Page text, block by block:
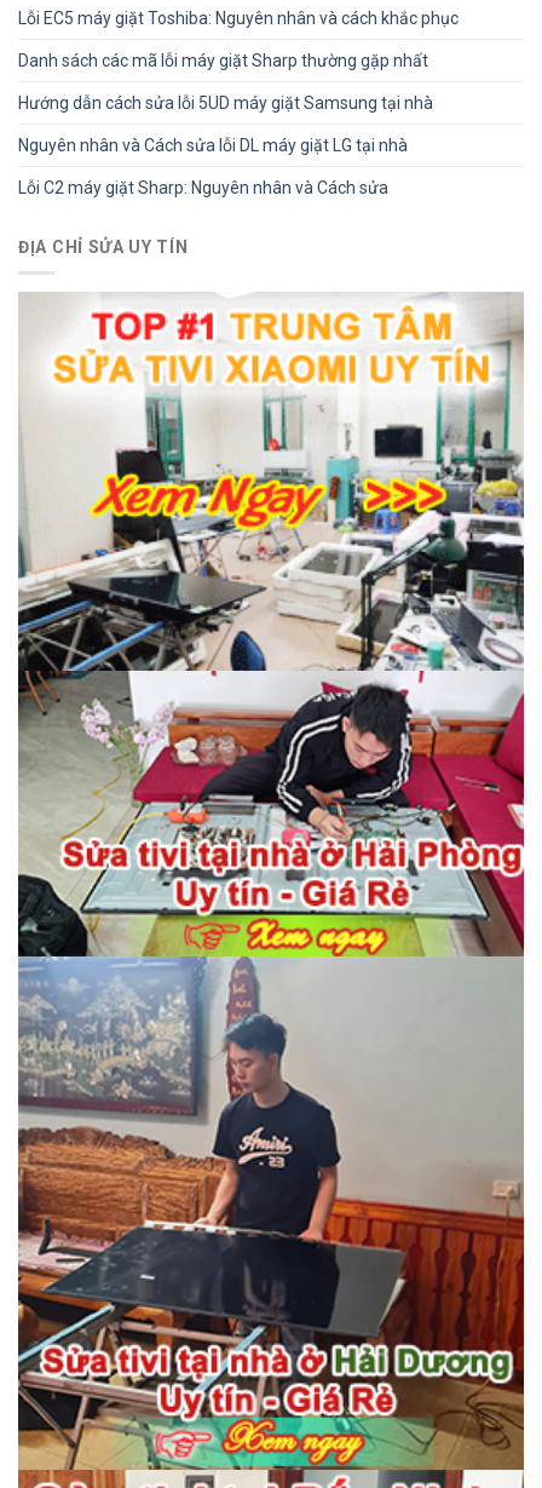
Lỗi EC5 máy giặt Toshiba: Nguyên nhân và cách khắc phục
Danh sách các mã lỗi máy giặt Sharp thường gặp nhất
Hướng dẫn cách sửa lỗi 5UD máy giặt Samsung tại nhà
Nguyên nhân và Cách sửa lỗi DL máy giặt LG tại nhà
Lỗi C2 máy giặt Sharp: Nguyên nhân và Cách sửa
ĐỊA CHỈ SỬA UY TÍN